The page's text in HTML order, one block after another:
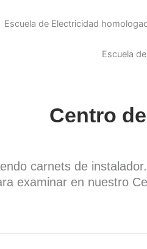
Centro
carnets de
examinar en nuestro